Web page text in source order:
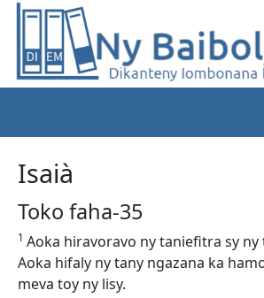
Isaià
Toko faha-35
1 Aoka hiravoravo ny taniefitra sy ny
Aoka hifaly ny tany ngazana ka
meva toy ny lisy.